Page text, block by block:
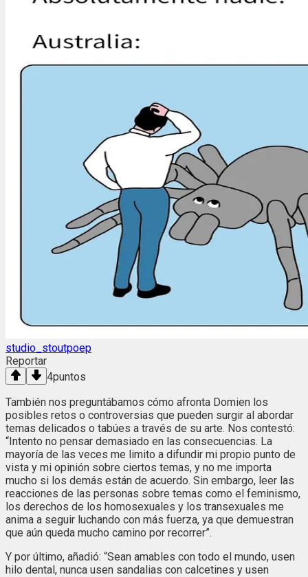
studio_stoutpoep
Reportar
4puntos
También nos preguntábamos cómo afronta Domien los
posibles retos o controversias que pueden surgir al abordar
temas delicados o tabúes a través de su arte. Nos contestó:
“Intento no pensar demasiado en las consecuencias. La
mayoría de las veces me limito a difundir mi propio punto de
vista y mi opinión sobre ciertos temas, y no me importa
mucho si los demás están de acuerdo. Sin embargo, leer las
reacciones de las personas sobre temas como el feminismo,
los derechos de los homosexuales y los transexuales me
anima a seguir luchando con más fuerza, ya que demuestran
que aún queda mucho camino por recorrer”.
Y por último, añadió: “Sean amables con todo el mundo, usen
hilo dental, nunca usen sandalias con calcetines y usen